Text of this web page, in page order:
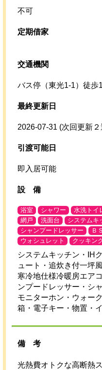
不可
定期借家
交通機関
バス停（東光1-1）徒歩
最終更新日
2026-07-31 (次回更新
引渡可能日
即入居可能
設 備
浴室 シャワー 水洗トイ
網戸
洗面台 システムキ
シャンプードレッサー
Ｂ
ウォシュレット
クッキン
システムキッチン・IH
ュート・追炊き付一坪
寒冷地仕様冷暖房エア
ンプードレッサー・シ
モニターホン・ウォー
箱・電子キー・物置・
備考
光熱費オトクな高断熱